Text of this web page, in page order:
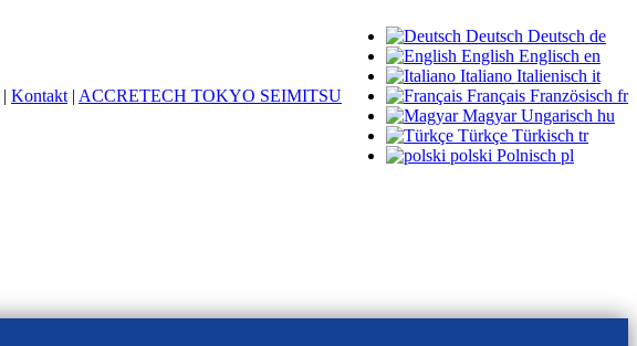
Deutsch Deutsch de
English Englisch en
Italiano Italienisch it
Français Französisch fr
Magyar Ungarisch hu
Türkçe Türkisch tr
polski Polnisch pl
| Kontakt | ACCRETECH TOKYO SEIMITSU